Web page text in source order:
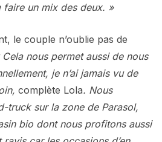
un mix des deux. »
le couple n’oublie pas de
Cela nous permet aussi de nous
je n’ai jamais vu de
complète Lola. Nous
truck sur la zone de Parasol,
bio dont nous profitons aussi